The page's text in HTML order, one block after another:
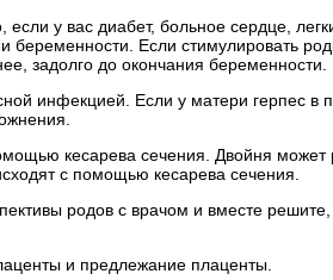
у вас диабет, больное сердце,
беременности. Если стимулировать
задолго до окончания беременности.
инфекцией. Если у матери герпес
кесарева сечения. Двойня
с помощью кесарева сечения.
родов с врачом и вместе
и предлежание плаценты.